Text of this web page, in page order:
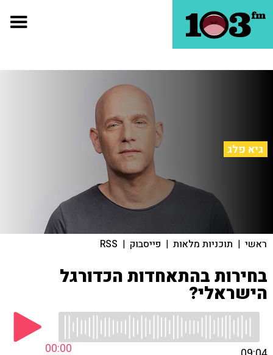
גיא פלג
ראשי | תוכניות מלאות | פייסבוק |
RSS
בחירות בהתאחדות הכדורגל
הישראלי?
00:00